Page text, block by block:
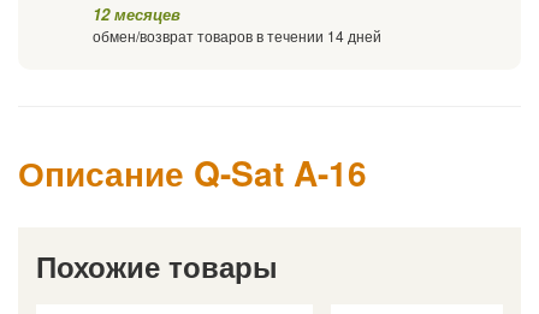
12 месяцев
обмен/возврат товаров в течении 14 дней
Описание Q-Sat A-16
Похожие товары